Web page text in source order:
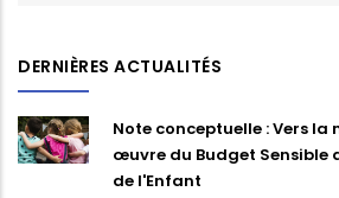
DERNIÈRES ACTUALITÉS
Note conceptuelle : Vers la
œuvre du Budget Sensible
de l'Enfant